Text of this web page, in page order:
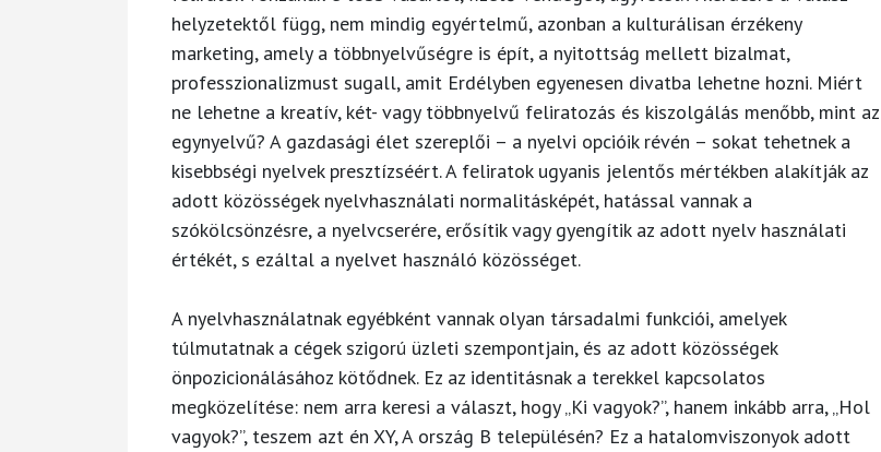
helyzetektől függ, nem mindig egyértelmű, azonban a kulturálisan érzékeny
marketing, amely a többnyelvűségre is épít, a nyitottság mellett bizalmat,
professzionalizmust sugall, amit Erdélyben egyenesen divatba lehetne hozni. Miért
ne lehetne a kreatív, két- vagy többnyelvű feliratozás és kiszolgálás menőbb, mint az
egynyelvű? A gazdasági élet szereplői – a nyelvi opcióik révén – sokat tehetnek a
kisebbségi nyelvek presztízséért. A feliratok ugyanis jelentős mértékben alakítják az
adott közösségek nyelvhasználati normalitásképét, hatással vannak a
szókölcsönzésre, a nyelvcserére, erősítik vagy gyengítik az adott nyelv használati
értékét, s ezáltal a nyelvet használó közösséget.
A nyelvhasználatnak egyébként vannak olyan társadalmi funkciói, amelyek
túlmutatnak a cégek szigorú üzleti szempontjain, és az adott közösségek
önpozicionálásához kötődnek. Ez az identitásnak a terekkel kapcsolatos
megközelítése: nem arra keresi a választ, hogy „Ki vagyok?”, hanem inkább arra, „Hol
vagyok?”, teszem azt én XY, A ország B településén? Ez a hatalomviszonyok adott